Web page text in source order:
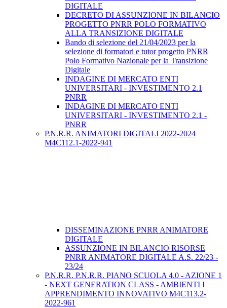
DIGITALE
DECRETO DI ASSUNZIONE IN BILANCIO
PROGETTO PNRR POLO FORMATIVO
ALLA TRANSIZIONE DIGITALE
Bando di selezione del 21/04/2023 per la
selezione di formatori e tutor progetto PNRR
Polo Formativo Nazionale per la Transizione
Digitale
INDAGINE DI MERCATO ENTI
UNIVERSITARI - INVESTIMENTO 2.1
PNRR
INDAGINE DI MERCATO ENTI
UNIVERSITARI - INVESTIMENTO 2.1 -
PNRR
P.N.R.R. ANIMATORI DIGITALI 2022-2024
M4C112.1-2022-941
DISSEMINAZIONE PNRR ANIMATORE
DIGITALE
ASSUNZIONE IN BILANCIO RISORSE
PNRR ANIMATORE DIGITALE A.S. 22/23 -
23/24
P.N.R.R. P.N.R.R. PIANO SCUOLA 4.0 - AZIONE 1
- NEXT GENERATION CLASS - AMBIENTI I
APPRENDIMENTO INNOVATIVO M4C113.2-
2022-961